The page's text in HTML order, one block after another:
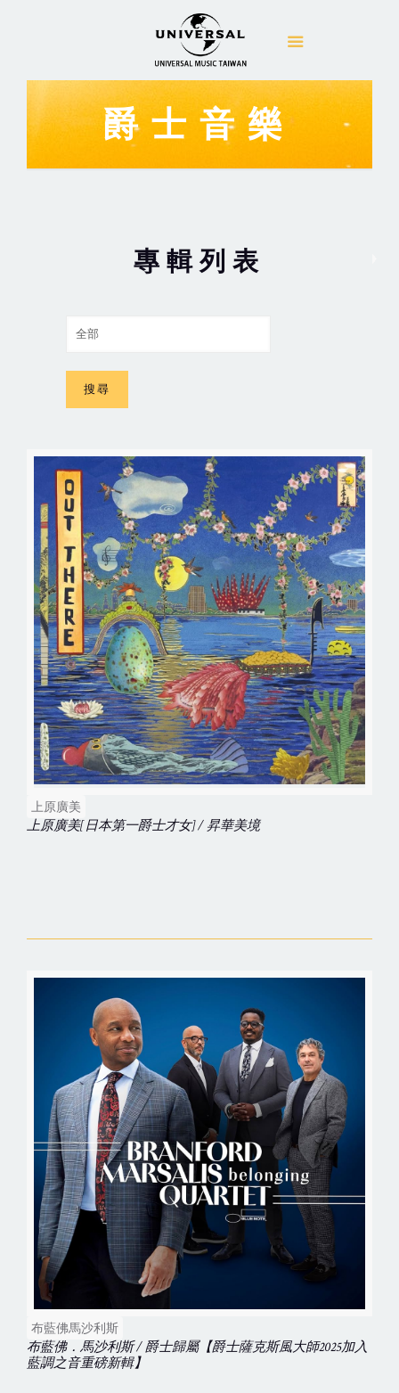
爵士音樂
專輯列表
上原廣美
上原廣美[日本第一爵士才女] / 昇華美境
布藍佛馬沙利斯
布藍佛．馬沙利斯 / 爵士歸屬【爵士薩克斯風大師2025加入
藍調之音重磅新輯】